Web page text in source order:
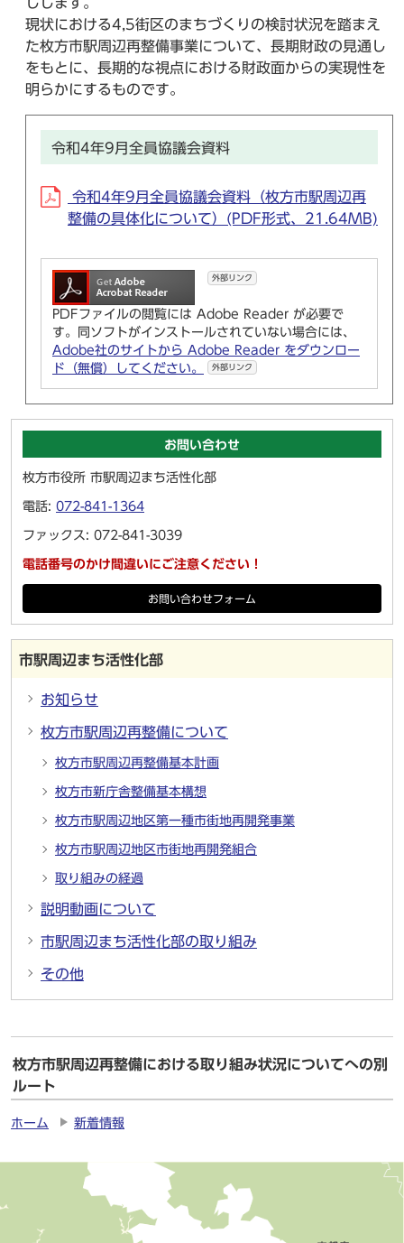
現状における4,5街区のまちづくりの検討状況を踏まえ
た枚方市駅周辺再整備事業について、長期財政の見通し
をもとに、長期的な視点における財政面からの実現性を
明らかにするものです。
令和4年9月全員協議会資料
令和4年9月全員協議会資料（枚方市駅周辺再
整備の具体化について）(PDF形式、21.64MB)
外部リンク
PDFファイルの閲覧には Adobe Reader が必要で
す。同ソフトがインストールされていない場合には、
Adobe社のサイトから Adobe Reader をダウンロー
ド（無償）してください。
外部リンク
お問い合わせ
枚方市役所 市駅周辺まち活性化部
電話: 072-841-1364
ファックス: 072-841-3039
電話番号のかけ間違いにご注意ください！
お問い合わせフォーム
市駅周辺まち活性化部
お知らせ
枚方市駅周辺再整備について
枚方市駅周辺再整備基本計画
枚方市新庁舎整備基本構想
枚方市駅周辺地区第一種市街地再開発事業
枚方市駅周辺地区市街地再開発組合
取り組みの経過
説明動画について
市駅周辺まち活性化部の取り組み
その他
枚方市駅周辺再整備における取り組み状況についてへの別
ルート
ホーム 新着情報